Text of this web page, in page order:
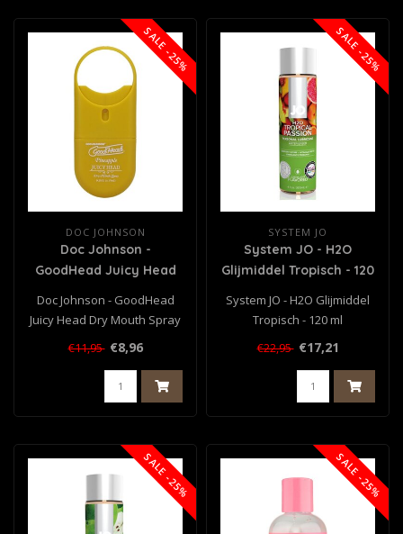
SALE -25%
DOC JOHNSON
Doc Johnson -
GoodHead Juicy Head
Ananas - 9 ml
Doc Johnson - GoodHead
Juicy Head Dry Mouth Spray
ToGo - Ananas - 9 ml..
€11,95 €8,96
SALE -25%
SYSTEM JO
System JO - H2O
Glijmiddel Tropisch - 120
System JO - H2O Glijmiddel
Tropisch - 120 ml
€22,95 €17,21
SALE -25% SALE -25%